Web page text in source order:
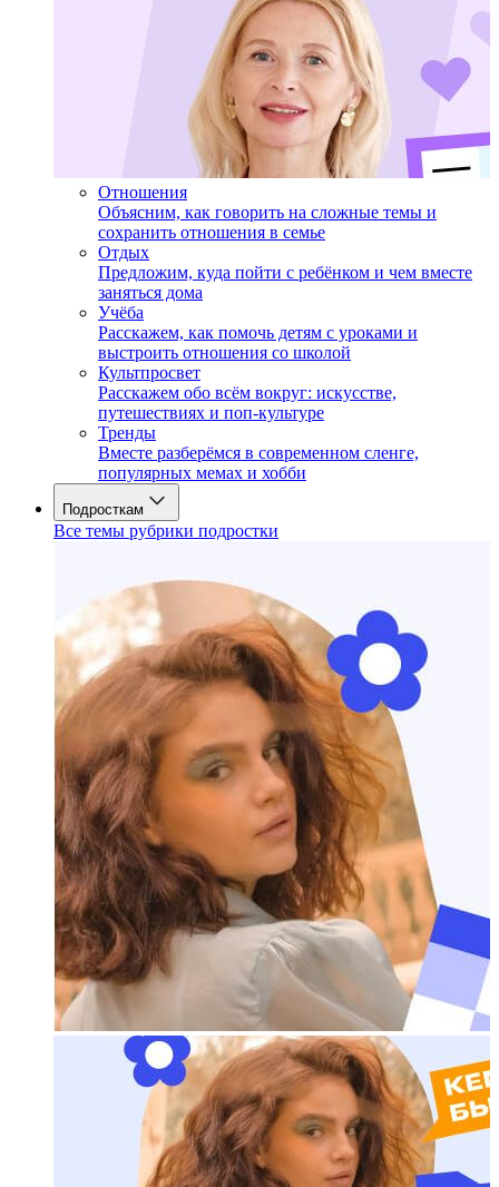
Отношения
Объясним, как говорить на сложные темы и
сохранить отношения в семье
Отдых
Предложим, куда пойти с ребёнком и чем вместе
заняться дома
Учёба
Расскажем, как помочь детям с уроками и
выстроить отношения со школой
Культпросвет
Расскажем обо всём вокруг: искусстве,
путешествиях и поп-культуре
Тренды
Вместе разберёмся в современном сленге,
популярных мемах и хобби
Подросткам
Все темы рубрики подростки